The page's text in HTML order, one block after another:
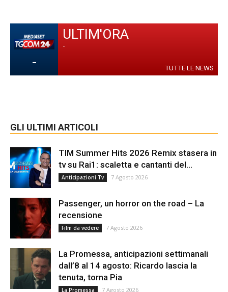
-
ULTIM'ORA
-
TUTTE LE NEWS
GLI ULTIMI ARTICOLI
TIM Summer Hits 2026 Remix stasera in
tv su Rai1: scaletta e cantanti del...
Anticipazioni Tv 7 Agosto 2026
Passenger, un horror on the road – La
recensione
Film da vedere 7 Agosto 2026
La Promessa, anticipazioni settimanali
dall’8 al 14 agosto: Ricardo lascia la
tenuta, torna Pia
La Promessa 7 Agosto 2026